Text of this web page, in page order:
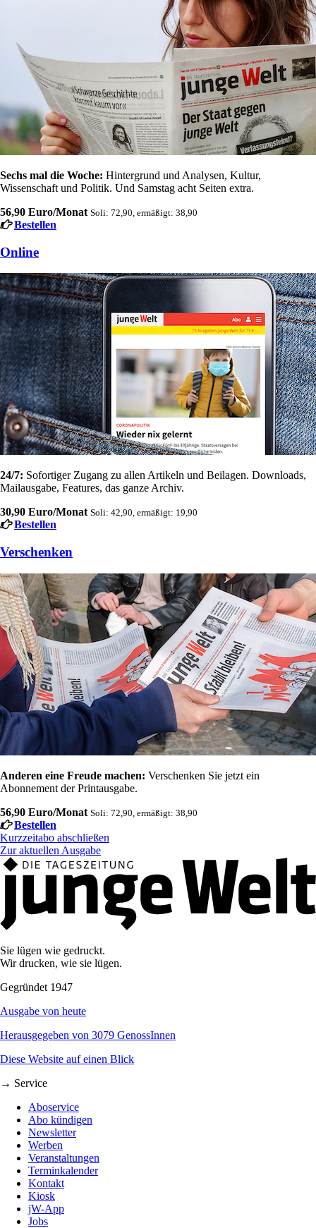
Sechs mal die Woche: Hintergrund und Analysen, Kultur,
Wissenschaft und Politik. Und Samstag acht Seiten extra.
56,90 Euro/Monat Soli: 72,90, ermäßigt: 38,90
Bestellen
Online
24/7: Sofortiger Zugang zu allen Artikeln und Beilagen. Downloads,
Mailausgabe, Features, das ganze Archiv.
30,90 Euro/Monat Soli: 42,90, ermäßigt: 19,90
Bestellen
Verschenken
Anderen eine Freude machen: Verschenken Sie jetzt ein
Abonnement der Printausgabe.
56,90 Euro/Monat Soli: 72,90, ermäßigt: 38,90
Bestellen
Kurzzeitabo abschließen
Zur aktuellen Ausgabe
Sie lügen wie gedruckt.
Wir drucken, wie sie lügen.
Gegründet 1947
Ausgabe von heute
Herausgegeben von 3079 GenossInnen
Diese Website auf einen Blick
→ Service
Aboservice
Abo kündigen
Newsletter
Werben
Veranstaltungen
Terminkalender
Kontakt
Kiosk
jW-App
Jobs